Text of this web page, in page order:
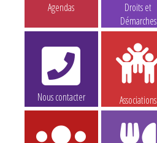
Agendas
Droits et
Démarches
Nous contacter Associations